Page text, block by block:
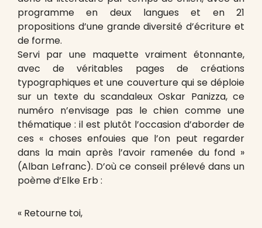
programme en deux langues et en 21
propositions d’une grande diversité d’écriture et
de forme.
Servi par une maquette vraiment étonnante,
avec de véritables pages de créations
typographiques et une couverture qui se déploie
sur un texte du scandaleux Oskar Panizza, ce
numéro n’envisage pas le chien comme une
thématique : il est plutôt l’occasion d’aborder de
ces « choses enfouies que l’on peut regarder
dans la main après l’avoir ramenée du fond »
(Alban Lefranc). D’où ce conseil prélevé dans un
poème d’Elke Erb :
« Retourne toi,